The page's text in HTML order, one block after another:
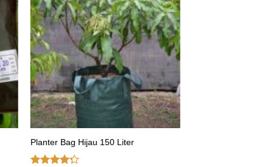
Planter Bag Hijau 150 Liter